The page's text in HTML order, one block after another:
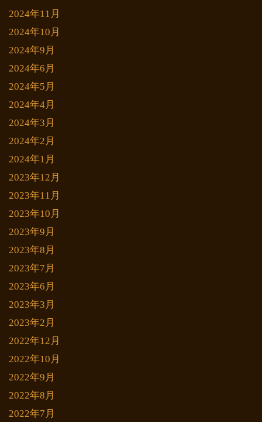
2024年11月
2024年10月
2024年9月
2024年6月
2024年5月
2024年4月
2024年3月
2024年2月
2024年1月
2023年12月
2023年11月
2023年10月
2023年9月
2023年8月
2023年7月
2023年6月
2023年3月
2023年2月
2022年12月
2022年10月
2022年9月
2022年8月
2022年7月